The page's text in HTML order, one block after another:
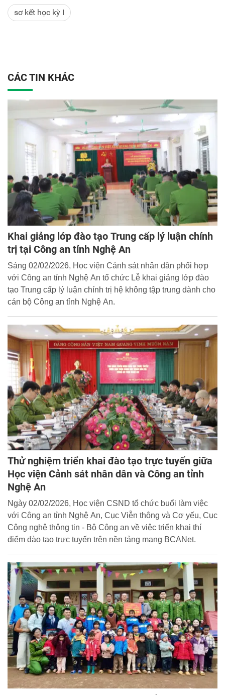
sơ kết học kỳ I
CÁC TIN KHÁC
Khai giảng lớp đào tạo Trung cấp lý luận chính
trị tại Công an tỉnh Nghệ An
Sáng 02/02/2026, Học viện Cảnh sát nhân dân phối hợp
với Công an tỉnh Nghệ An tổ chức Lễ khai giảng lớp đào
tạo Trung cấp lý luận chính trị hệ không tập trung dành cho
cán bộ Công an tỉnh Nghệ An.
Thử nghiệm triển khai đào tạo trực tuyến giữa
Học viện Cảnh sát nhân dân và Công an tỉnh
Nghệ An
Ngày 02/02/2026, Học viện CSND tổ chức buổi làm việc
với Công an tỉnh Nghệ An, Cục Viễn thông và Cơ yếu, Cục
Công nghệ thông tin - Bộ Công an về việc triển khai thí
điểm đào tạo trực tuyến trên nền tảng mạng BCANet.